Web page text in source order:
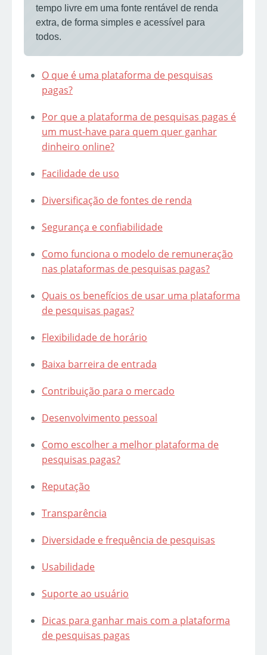
tempo livre em uma fonte rentável de renda
extra, de forma simples e acessível para
todos.
O que é uma plataforma de pesquisas
pagas?
Por que a plataforma de pesquisas pagas é
um must-have para quem quer ganhar
dinheiro online?
Facilidade de uso
Diversificação de fontes de renda
Segurança e confiabilidade
Como funciona o modelo de remuneração
nas plataformas de pesquisas pagas?
Quais os benefícios de usar uma plataforma
de pesquisas pagas?
Flexibilidade de horário
Baixa barreira de entrada
Contribuição para o mercado
Desenvolvimento pessoal
Como escolher a melhor plataforma de
pesquisas pagas?
Reputação
Transparência
Diversidade e frequência de pesquisas
Usabilidade
Suporte ao usuário
Dicas para ganhar mais com a plataforma
de pesquisas pagas